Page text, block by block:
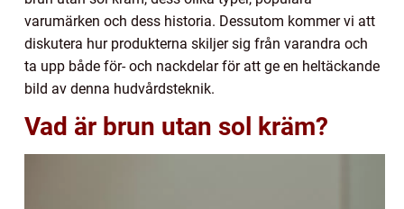
varumärken och dess historia. Dessutom kommer vi att
diskutera hur produkterna skiljer sig från varandra och
ta upp både för- och nackdelar för att ge en heltäckande
bild av denna hudvårdsteknik.
Vad är brun utan sol kräm?